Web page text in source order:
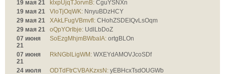
19 мая 21
klxpUjqTJorvnB: CguYSNXn
19 мая 21
VloTjOqWK: NnyuBDzHCY
29 мая 21
XAkLFugVBmvfl: CHohZSDEIQvLsOqm
29 мая 21
oQpYOrIbje: UdlLbDoZ
07 июня
21
SoEzgMhjmBWbaIA: ortgBLOn
07 июня
21
RkNGblLigWM: WXEYdAMOVJcoSDf
24 июля
ODTdFtrCVBAKzxsN: yEBHcxTsdOUGWb